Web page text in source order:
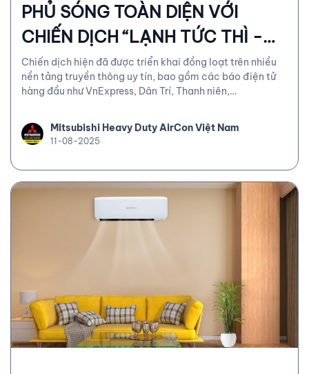
PHỦ SÓNG TOÀN DIỆN VỚI
CHIẾN DỊCH “LẠNH TỨC THÌ -
KHỎE BỀN BỈ”
Chiến dịch hiện đã được triển khai đồng loạt trên nhiều
nền tảng truyền thông uy tín, bao gồm các báo điện tử
hàng đầu như VnExpress, Dân Trí, Thanh niên,
triệu người tiêu dùng trên cả nước.
Mitsubishi Heavy Duty AirCon Việt Nam
11-08-2025